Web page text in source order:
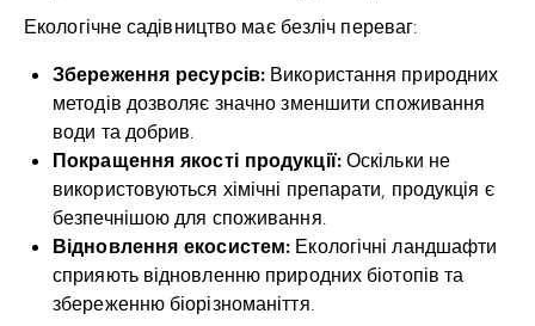
Екологічне садівництво має безліч переваг:
Збереження ресурсів: Використання природних
методів дозволяє значно зменшити споживання
води та добрив.
Покращення якості продукції:Оскільки не
використовуються хімічні препарати, продукція є
безпечнішою для споживання.
Відновлення екосистем: Екологічні ландшафти
сприяють відновленню природних біотопів та
збереженню біорізноманіття.